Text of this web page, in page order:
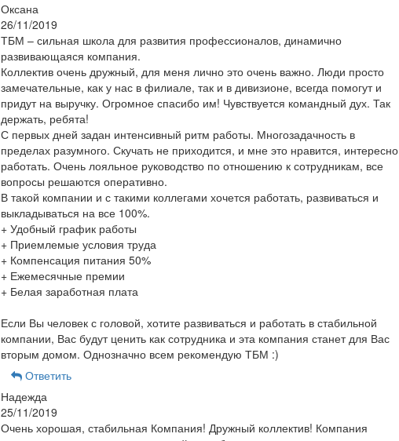
Оксана
26/11/2019
ТБМ – сильная школа для развития профессионалов, динамично
развивающаяся компания.
Коллектив очень дружный, для меня лично это очень важно. Люди просто
замечательные, как у нас в филиале, так и в дивизионе, всегда помогут и
придут на выручку. Огромное спасибо им! Чувствуется командный дух. Так
держать, ребята!
С первых дней задан интенсивный ритм работы. Многозадачность в
пределах разумного. Скучать не приходится, и мне это нравится, интересно
работать. Очень лояльное руководство по отношению к сотрудникам, все
вопросы решаются оперативно.
В такой компании и с такими коллегами хочется работать, развиваться и
выкладываться на все 100%.
+ Удобный график работы
+ Приемлемые условия труда
+ Компенсация питания 50%
+ Ежемесячные премии
+ Белая заработная плата
Если Вы человек с головой, хотите развиваться и работать в стабильной
компании, Вас будут ценить как сотрудника и эта компания станет для Вас
вторым домом. Однозначно всем рекомендую ТБМ :)
Ответить
Надежда
25/11/2019
Очень хорошая, стабильная Компания! Дружный коллектив! Компания